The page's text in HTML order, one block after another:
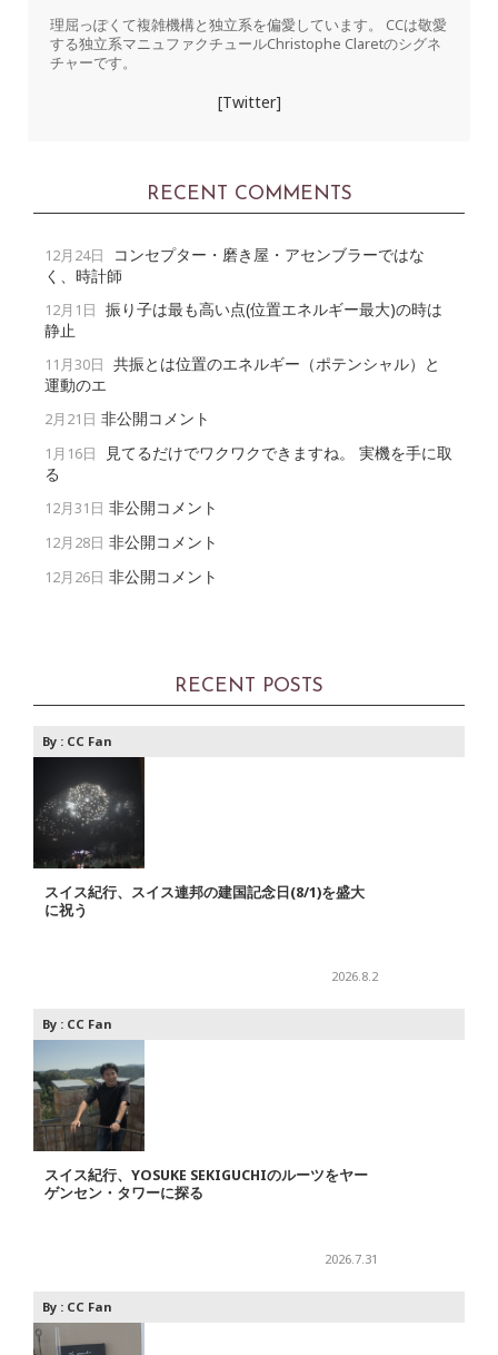
理屈っぽくて複雑機構と独立系を偏愛しています。 CCは敬愛
する独立系マニュファクチュールChristophe Claretのシグネ
チャーです。
[Twitter]
RECENT COMMENTS
12月24日
コンセプター・磨き屋・アセンブラーではな
く、時計師
12月1日 振り子は最も高い点(位置エネルギー最大)の時は
静止
11月30日 共振とは位置のエネルギー（ポテンシャル）と
運動のエ
2月21日 非公開コメント
1月16日
見てるだけでワクワクできますね。 実機を手に取
る
12月31日 非公開コメント
12月28日 非公開コメント
12月26日 非公開コメント
RECENT POSTS
By : CC Fan
スイス紀行、スイス連邦の建国記念日(8/1)を盛大
に祝う
2026.8.2
By : CC Fan
スイス紀行、YOSUKE SEKIGUCHIのルーツをヤー
ゲンセン・タワーに探る
2026.7.31
By : CC Fan